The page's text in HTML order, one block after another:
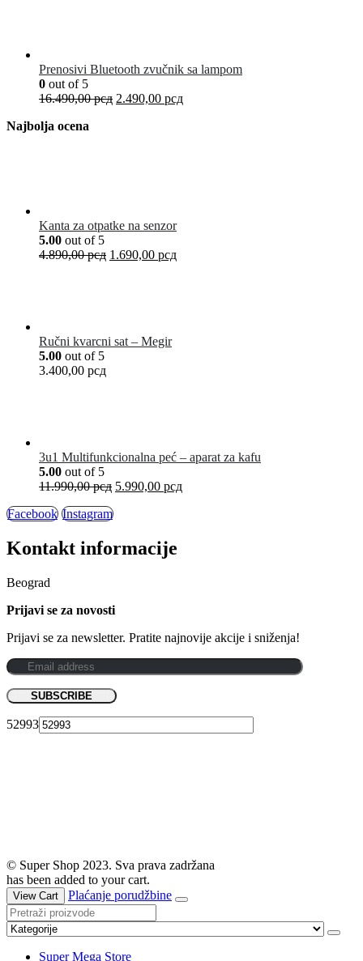
Prenosivi Bluetooth zvučnik sa lampom
0 out of 5
16.490,00рсд 2.490,00 рсд
Najbolja ocena
Kanta za otpatke na senzor
5.00 out of 5
4.890,00рсд 1.690,00 рсд
Ručni kvarcni sat – Megir
5.00 out of 5
3.400,00 рсд
3u1 Multifunkcionalna peć – aparat za kafu
5.00 out of 5
11.990,00рсд 5.990,00 рсд
Facebook Instagram
Kontakt informacije
Beograd
Prijavi se za novosti
Prijavi se za newsletter. Pratite najnovije akcije i sniženja!
52993
© Super Shop 2023. Sva prava zadržana
has been added to your cart.
View Cart Plaćanje porudžbine
Super Mega Store